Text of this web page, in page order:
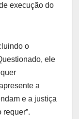
execução do
o
ele
a
e a justiça